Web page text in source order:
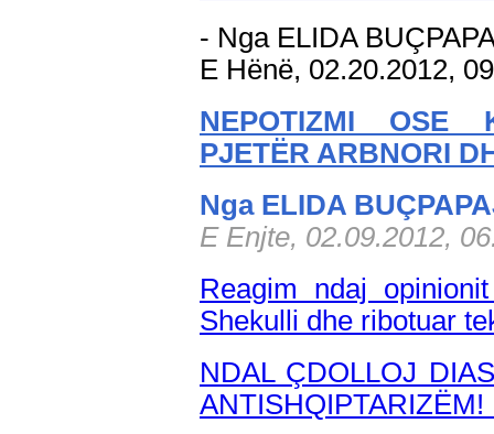
- Nga ELIDA
E Hënë, 02.20.2012,
NEPOTIZMI OSE
PJETËR ARBNORI
Nga ELIDA
E Enjte, 02.09.2012,
Reagim ndaj
Shekulli dhe ribotuar
NDAL ÇDOLLOJ
ANTISHQIPTARIZËM!